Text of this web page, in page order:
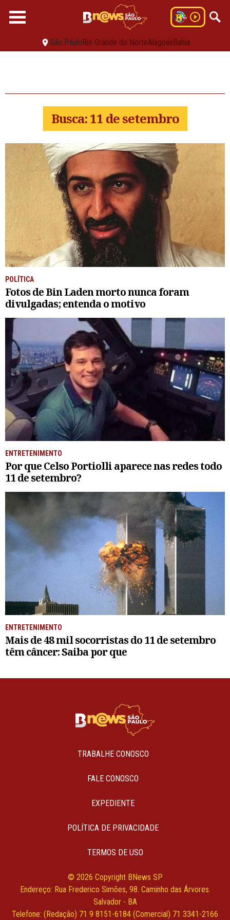
São PauloRio Grande do NorteAlagoasBahia
Busca: 11 de setembro
POLÍTICA
Fotos de Bin Laden morto nunca foram
divulgadas; entenda o motivo
ENTRETENIMENTO
Por que Celso Portiolli aparece nas redes todo
11 de setembro?
ENTRETENIMENTO
Mais de 48 mil socorristas do 11 de setembro
têm câncer: Saiba por que
TRABALHE CONOSCO
FALE CONOSCO
EXPEDIENTE
POLÍTICA DE PRIVACIDADE
TERMOS DE USO
© 2026 Copyright BNews SP
Endereço: Rua Frederico Simões, 98. Caminho das Árvores.
Salvador - BA
Telefone: (Redação) 71 9 8151-6184 (Comercial) 71 3341-2166